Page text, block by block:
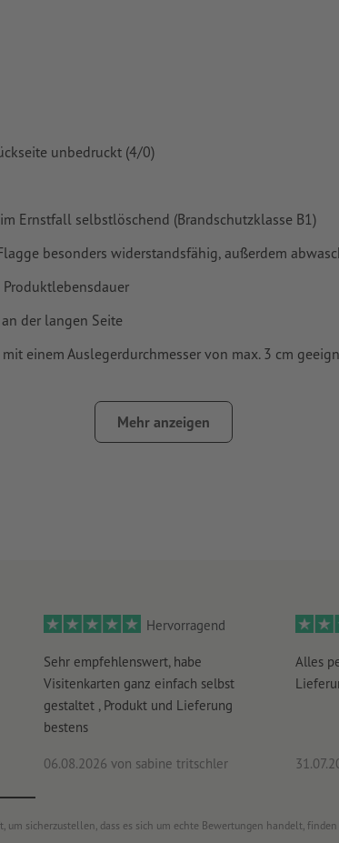
unbedruckt (4/0)
Ernstfall selbstlöschend (Brandschutzklasse B1)
besonders widerstandsfähig, außerdem
der langen Seite
einem Auslegerdurchmesser von max. 3 cm
Mehr anzeigen
Hervorragend
Sehr empfehlenswert, habe
Visitenkarten ganz einfach selbst
gestaltet , Produkt und Lieferung
bestens
06.08.2026 von sabine tritschler
Alles
sicherzustellen, dass es sich um echte Bewertungen handelt, finden